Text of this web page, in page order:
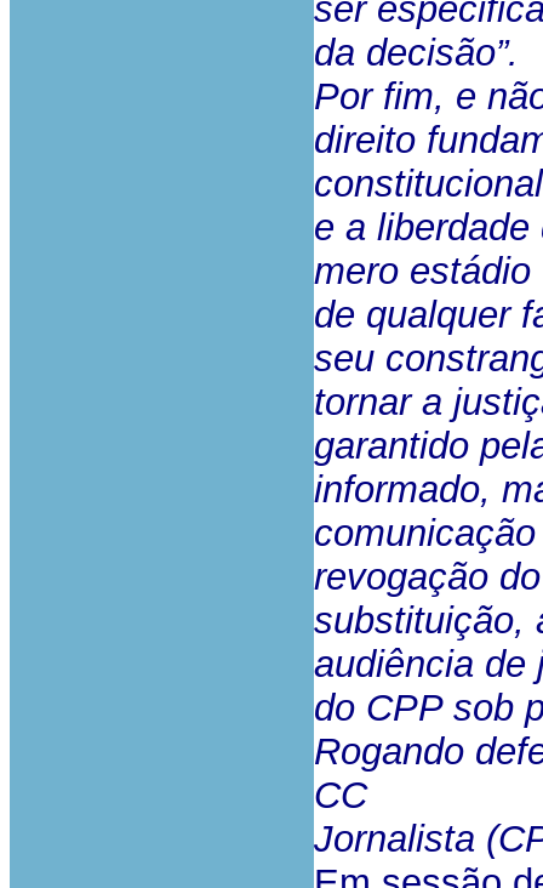
ser
da decisão”.
Por fim, e
direito
e a
mero
de qualquer
seu
tornar a
garantido
informado,
revogação
substituição,
audiência de
do CPP sob
Rogando
CC
Jornalista